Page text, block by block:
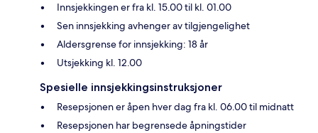
Innsjekkingen er fra kl. 15.00 til kl. 01.00
Sen innsjekking avhenger av tilgjengelighet
Aldersgrense for innsjekking: 18 år
Utsjekking kl. 12.00
Spesielle innsjekkingsinstruksjoner
Resepsjonen er åpen hver dag fra kl. 06.00 til midnatt
Resepsjonen har begrensede åpningstider